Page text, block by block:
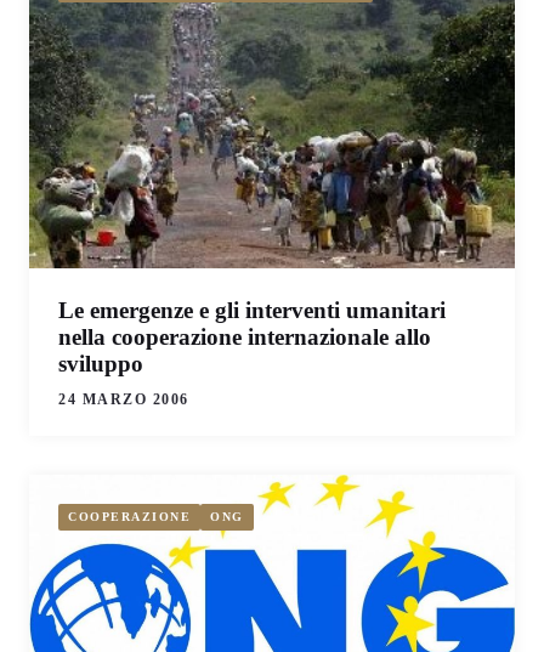
Le emergenze e gli interventi umanitari
nella cooperazione internazionale allo
sviluppo
24 MARZO 2006
COOPERAZIONE ONG